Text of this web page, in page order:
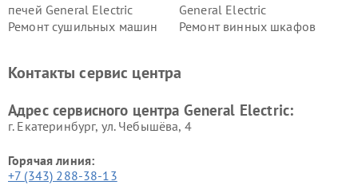
печей General Electric
General Electric
Ремонт сушильных машин
Ремонт винных шкафов
Electric
General Electric
Контакты сервис центра
Адрес сервисного центра General Electric:
г. Екатеринбург, ул. Чебышёва, 4
Горячая линия:
+7 (343) 288-38-13